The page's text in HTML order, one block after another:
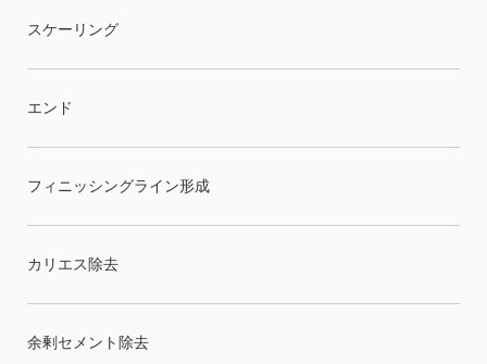
スケーリング
エンド
フィニッシングライン形成
カリエス除去
余剰セメント除去